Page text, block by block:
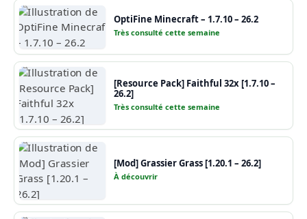
OptiFine Minecraft – 1.7.10 – 26.2
Très consulté cette semaine
[Resource Pack] Faithful 32x [1.7.10 –
26.2]
Très consulté cette semaine
[Mod] Grassier Grass [1.20.1 – 26.2]
À découvrir